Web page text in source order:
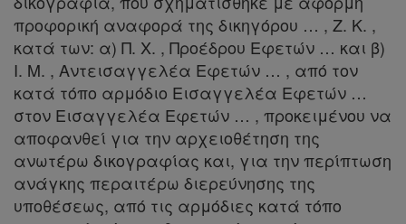
προφορική αναφορά της δικηγόρου … , Ζ. Κ. ,
κατά των: α) Π. Χ. , Προέδρου Εφετών … και β)
Ι. Μ. , Αντεισαγγελέα Εφετών … , από τον
κατά τόπο αρμόδιο Εισαγγελέα Εφετών …
στον Εισαγγελέα Εφετών … , προκειμένου να
αποφανθεί για την αρχειοθέτηση της
ανωτέρω δικογραφίας και, για την περίπτωση
ανάγκης περαιτέρω διερεύνησης της
υποθέσεως, από τις αρμόδιες κατά τόπο